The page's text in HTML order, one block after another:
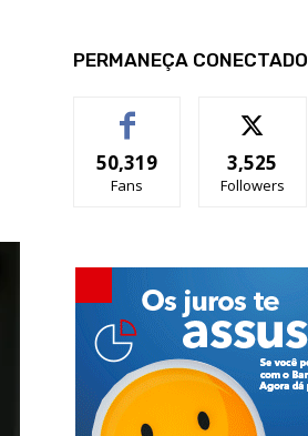
PERMANEÇA CONECTADO
50,319
Fans
3,525
Followers